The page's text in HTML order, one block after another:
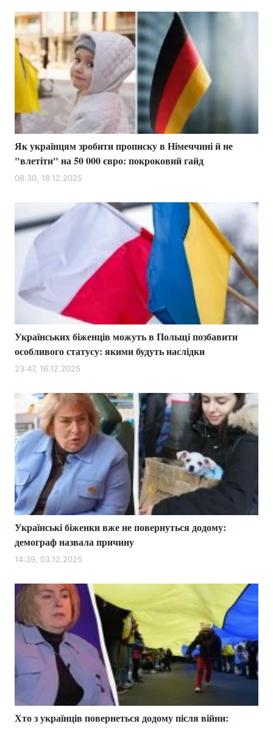
Головна Війна
Україна
Світ
Спорт Наука
Лайт
Інциденти
Здоров'я Туризм
Цікавинки Погода
Екологія
Лонгріди
Відео з Youtube Статті
Інтерв'ю Думки
Архів Вакансії
Контакти
Послуги
Тема оформлення
Як українцям зробити прописку в Німеччині й не
"влетіти" на 50 000 євро: покроковий гайд
08:30, 18.12.2025
Українських біженців можуть в Польщі позбавити
особливого статусу: якими будуть наслідки
23:47, 16.12.2025
Українські біженки вже не повернуться додому:
демограф назвала причину
14:39, 03.12.2025
Хто з українців повернеться додому після війни: